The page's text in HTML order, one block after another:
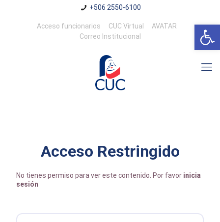
Abrir
+506 2550-6100
Acceso funcionarios CUC Virtual
AVATAR
Correo Institucional
Acceso Restringido
No tienes permiso para ver este contenido. Por favor inicia
sesión